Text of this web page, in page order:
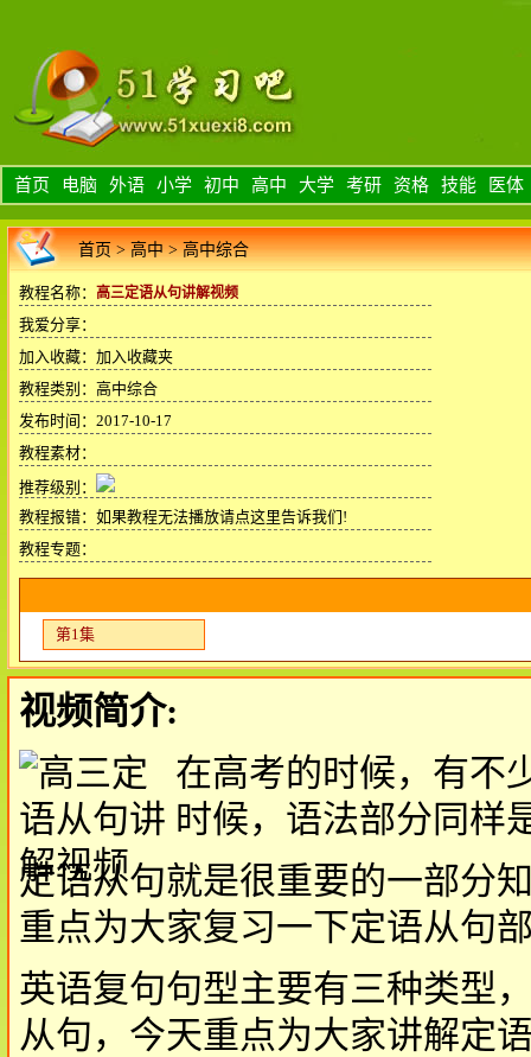
首页 电脑 外语 小学 初中 高中 大学 考研 资格 技能 医体
首页>高中>高中综合
教程名称： 高三定语从句讲解视频
我爱分享：
加入收藏： 加入收藏夹
教程类别：高中综合
发布时间：2017-10-17
教程素材：
推荐级别：
教程报错： 如果教程无法播放请点这里告诉我们!
教程专题：
第1集
视频简介:
在高考的时候，有不
时候，语法部分同样
定语从句就是很重要的一部分
重点为大家复习一下定语从句
英语复句句型主要有三种类型
从句，今天重点为大家讲解定